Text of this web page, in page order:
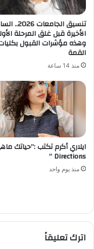
الجوى
تنسيق
الأخيرة قبل غلق المرحلة
وهذه مؤشرات القبول
القمة
منذ 14 ساعة
ايلاري أكرم تكتب :”حياتك
Directions “
منذ يوم واحد
اترك تعليقاً